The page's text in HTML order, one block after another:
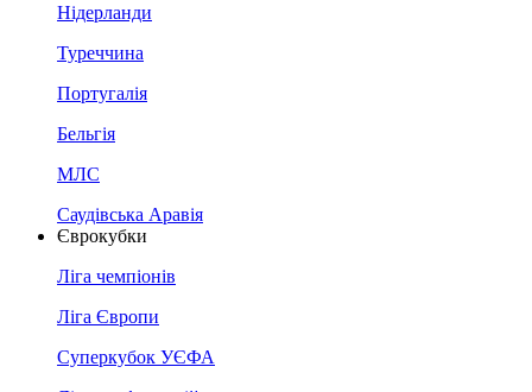
Нідерланди
Туреччина
Португалія
Бельгія
МЛС
Саудівська Аравія
Єврокубки
Ліга чемпіонів
Ліга Європи
Суперкубок УЄФА